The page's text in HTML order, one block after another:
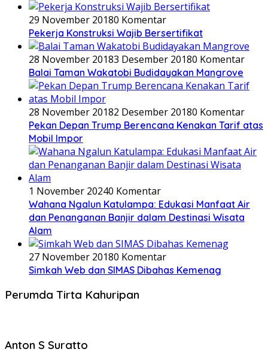
29 November 20180 Komentar
Pekerja Konstruksi Wajib Bersertifikat
28 November 20183 Desember 20180 Komentar
Balai Taman Wakatobi Budidayakan Mangrove
28 November 20182 Desember 20180 Komentar
Pekan Depan Trump Berencana Kenakan Tarif atas
Mobil Impor
1 November 20240 Komentar
Wahana Ngalun Katulampa: Edukasi Manfaat Air
dan Penanganan Banjir dalam Destinasi Wisata
Alam
27 November 20180 Komentar
Simkah Web dan SIMAS Dibahas Kemenag
Perumda Tirta Kahuripan
Anton S Suratto